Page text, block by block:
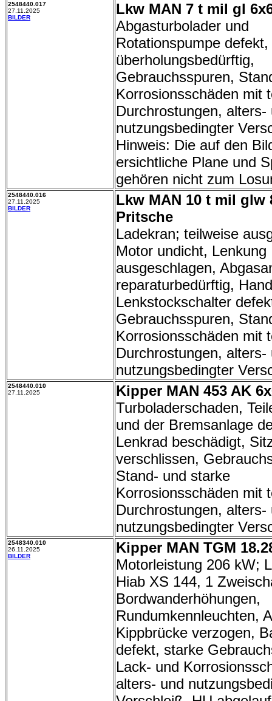
2548440.017
27.11.2025
BILDER
Lkw MAN 7 t mil gl
Abgasturbolader und
Rotationspumpe
überholungsbedürftig,
Gebrauchsspuren,
Korrosionsschäden mit
Durchrostungen, alters-
nutzungsbedingter
Hinweis: Die auf den
ersichtliche Plane und
gehören nicht zum
2548440.016
27.11.2025
BILDER
Lkw MAN 10 t mil glw
Pritsche
Ladekran; teilweise
Motor undicht, Lenkung
ausgeschlagen,
reparaturbedürftig,
Lenkstockschalter
Gebrauchsspuren,
Korrosionsschäden mit
Durchrostungen, alters-
nutzungsbedingter
2548440.010
27.11.2025
Kipper MAN 453 AK
Turboladerschaden,
und der Bremsanlage
Lenkrad beschädigt,
verschlissen,
Stand- und starke
Korrosionsschäden mit
Durchrostungen, alters-
nutzungsbedingter
2548340.010
26.11.2025
BILDER
Kipper MAN TGM
Motorleistung 206 kW;
Hiab XS 144, 1
Bordwanderhöhungen,
Rundumkennleuchten,
Kippbrücke verzogen,
defekt, starke
Lack- und
alters- und